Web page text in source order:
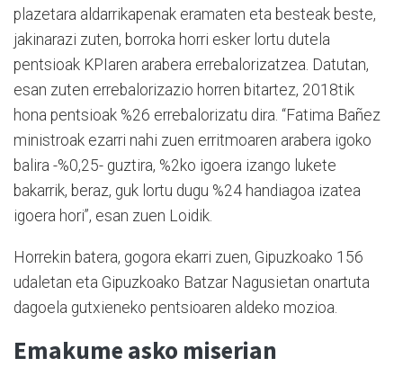
plazetara aldarrikapenak eramaten eta besteak beste,
jakinarazi zuten, borroka horri esker lortu dutela
pentsioak KPIaren arabera errebalorizatzea. Datutan,
esan zuten errebalorizazio horren bitartez, 2018tik
hona pentsioak %26 errebalorizatu dira. “Fatima Bañez
ministroak ezarri nahi zuen erritmoaren arabera igoko
balira -%0,25- guztira, %2ko igoera izango lukete
bakarrik, beraz, guk lortu dugu %24 handiagoa izatea
igoera hori”, esan zuen Loidik.
Horrekin batera, gogora ekarri zuen, Gipuzkoako 156
udaletan eta Gipuzkoako Batzar Nagusietan onartuta
dagoela gutxieneko pentsioaren aldeko mozioa.
Emakume asko miserian